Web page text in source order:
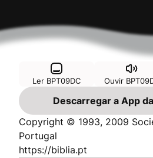
Ler BPT09DC Ouvir
Descarregar a App
Copyright © 1993, 2009
Portugal
https://biblia.pt